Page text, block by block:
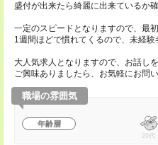
盛付が出来たら綺麗に出来ているか
一定のスピードとなりますので、最
1週間ほどで慣れてくるので、未経験
大人気求人となりますので、お話し
ご興味ありましたら、お気軽にお問
職場の雰囲気
年齢層
20代